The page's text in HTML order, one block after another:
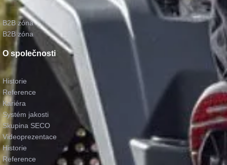
B2B zóna
B2B zóna
O společnosti
Historie
Reference
Kariéra
Systém jakosti
Skupina SECO
Videoprezentace
Historie
Reference